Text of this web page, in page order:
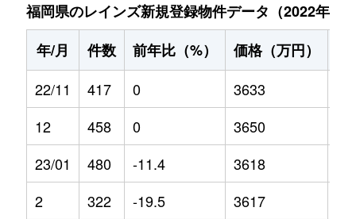
福岡県のレインズ新規登録物件データ（2022年11
年/月
件数 前年比（%） 価格（万円）
22/11
417 0 3633
12
458 0 3650
23/01
480 -11.4 3618
2
322 -19.5 3617